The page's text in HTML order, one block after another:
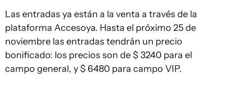
Las entradas ya están a la venta a través de la
plataforma Accesoya. Hasta el próximo 25 de
noviembre las entradas tendrán un precio
bonificado: los precios son de $ 3240 para el
campo general, y $ 6480 para campo VIP.